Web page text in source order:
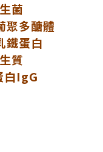
菌
聚多醣體
鐵蛋白
質
白IgG